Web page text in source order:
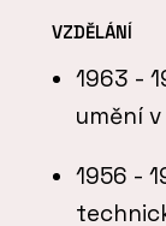
VZDĚLÁNÍ
1963 -
umění
1956 -